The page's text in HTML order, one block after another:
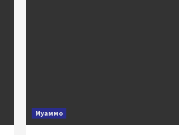
Муаммо